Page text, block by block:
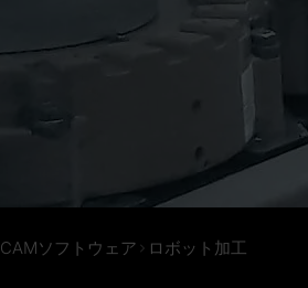
CAMソフトウェア ロボット加工